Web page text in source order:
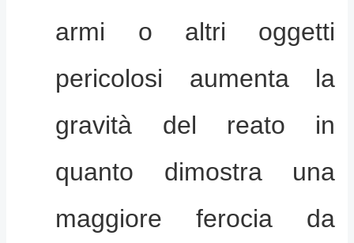
armi o altri oggetti
pericolosi aumenta la
gravità del reato in
quanto dimostra una
maggiore ferocia da